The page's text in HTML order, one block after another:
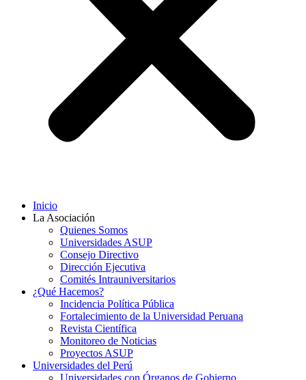
Inicio
La Asociación
Quienes Somos
Universidades ASUP
Consejo Directivo
Dirección Ejecutiva
Comités Intrauniversitarios
¿Qué Hacemos?
Incidencia Política Pública
Fortalecimiento de la Universidad Peruana
Revista Científica
Monitoreo de Noticias
Proyectos ASUP
Universidades del Perú
Universidades con Órganos de Gobierno